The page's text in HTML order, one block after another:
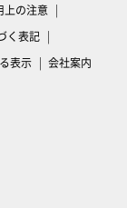
上の注意
く表記
表示 会社案内